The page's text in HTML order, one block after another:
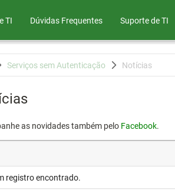
TI Dúvidas Frequentes Suporte de TI
Serviços sem Autenticação Notícias
as novidades também pelo Facebook.
registro encontrado.